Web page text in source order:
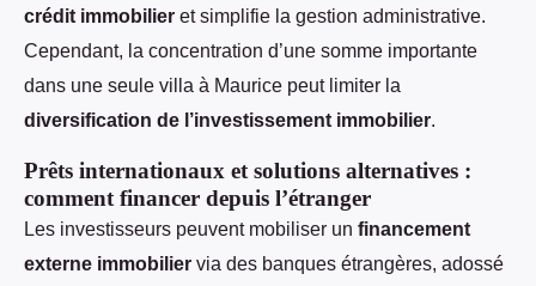
crédit immobilier et simplifie la gestion administrative.
Cependant, la concentration d’une somme importante
dans une seule villa à Maurice peut limiter la
diversification de l’investissement immobilier.
Prêts internationaux et solutions alternatives :
comment financer depuis l’étranger
Les investisseurs peuvent mobiliser un financement
externe immobilier via des banques étrangères, adossé